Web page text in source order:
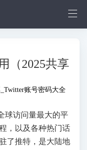
（2025共享
账号密码大全
球访问量最大的平
，以及各种热门话
了推特，是大陆地